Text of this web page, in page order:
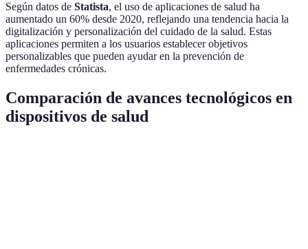
Según datos de Statista, el uso de aplicaciones de salud ha
aumentado un 60% desde 2020, reflejando una tendencia hacia la
digitalización y personalización del cuidado de la salud. Estas
aplicaciones permiten a los usuarios establecer objetivos
personalizables que pueden ayudar en la prevención de
enfermedades crónicas.
Comparación de avances tecnológicos en
dispositivos de salud